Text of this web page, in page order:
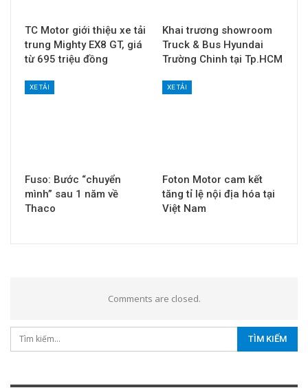
TC Motor giới thiệu xe tải
trung Mighty EX8 GT, giá
từ 695 triệu đồng
Khai trương showroom
Truck & Bus Hyundai
Trường Chinh tại Tp.HCM
XE TẢI
Fuso: Bước “chuyển
mình” sau 1 năm về
Thaco
XE TẢI
Foton Motor cam kết
tăng tỉ lệ nội địa hóa tại
Việt Nam
Comments are closed.